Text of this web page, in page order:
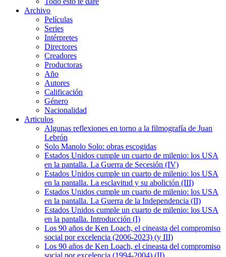
Archivo
Películas
Series
Intérpretes
Directores
Creadores
Productoras
Año
Autores
Calificación
Género
Nacionalidad
Articulos
Algunas reflexiones en torno a la filmografía de Juan
Lebrón
Solo Manolo Solo: obras escogidas
Estados Unidos cumple un cuarto de milenio: los USA
en la pantalla. La Guerra de Secesión (IV)
Estados Unidos cumple un cuarto de milenio: los USA
en la pantalla. La esclavitud y su abolición (III)
Estados Unidos cumple un cuarto de milenio: los USA
en la pantalla. La Guerra de la Independencia (II)
Estados Unidos cumple un cuarto de milenio: los USA
en la pantalla. Introducción (I)
Los 90 años de Ken Loach, el cineasta del compromiso
social por excelencia (2006-2023) (y III)
Los 90 años de Ken Loach, el cineasta del compromiso